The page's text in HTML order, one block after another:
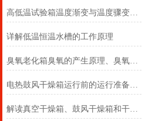
高低温试验箱温度渐变与温度骤变方法对比
详解低温恒温水槽的工作原理
臭氧老化箱臭氧的产生原理、臭氧浓度检测方法
电热鼓风干燥箱运行前的运行准备是非常重要的
解读真空干燥箱、鼓风干燥箱和干烤灭菌器的不同之处